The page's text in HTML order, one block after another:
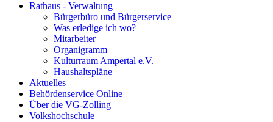
Rathaus - Verwaltung
Bürgerbüro und Bürgerservice
Was erledige ich wo?
Mitarbeiter
Organigramm
Kulturraum Ampertal e.V.
Haushaltspläne
Aktuelles
Behördenservice Online
Über die VG-Zolling
Volkshochschule